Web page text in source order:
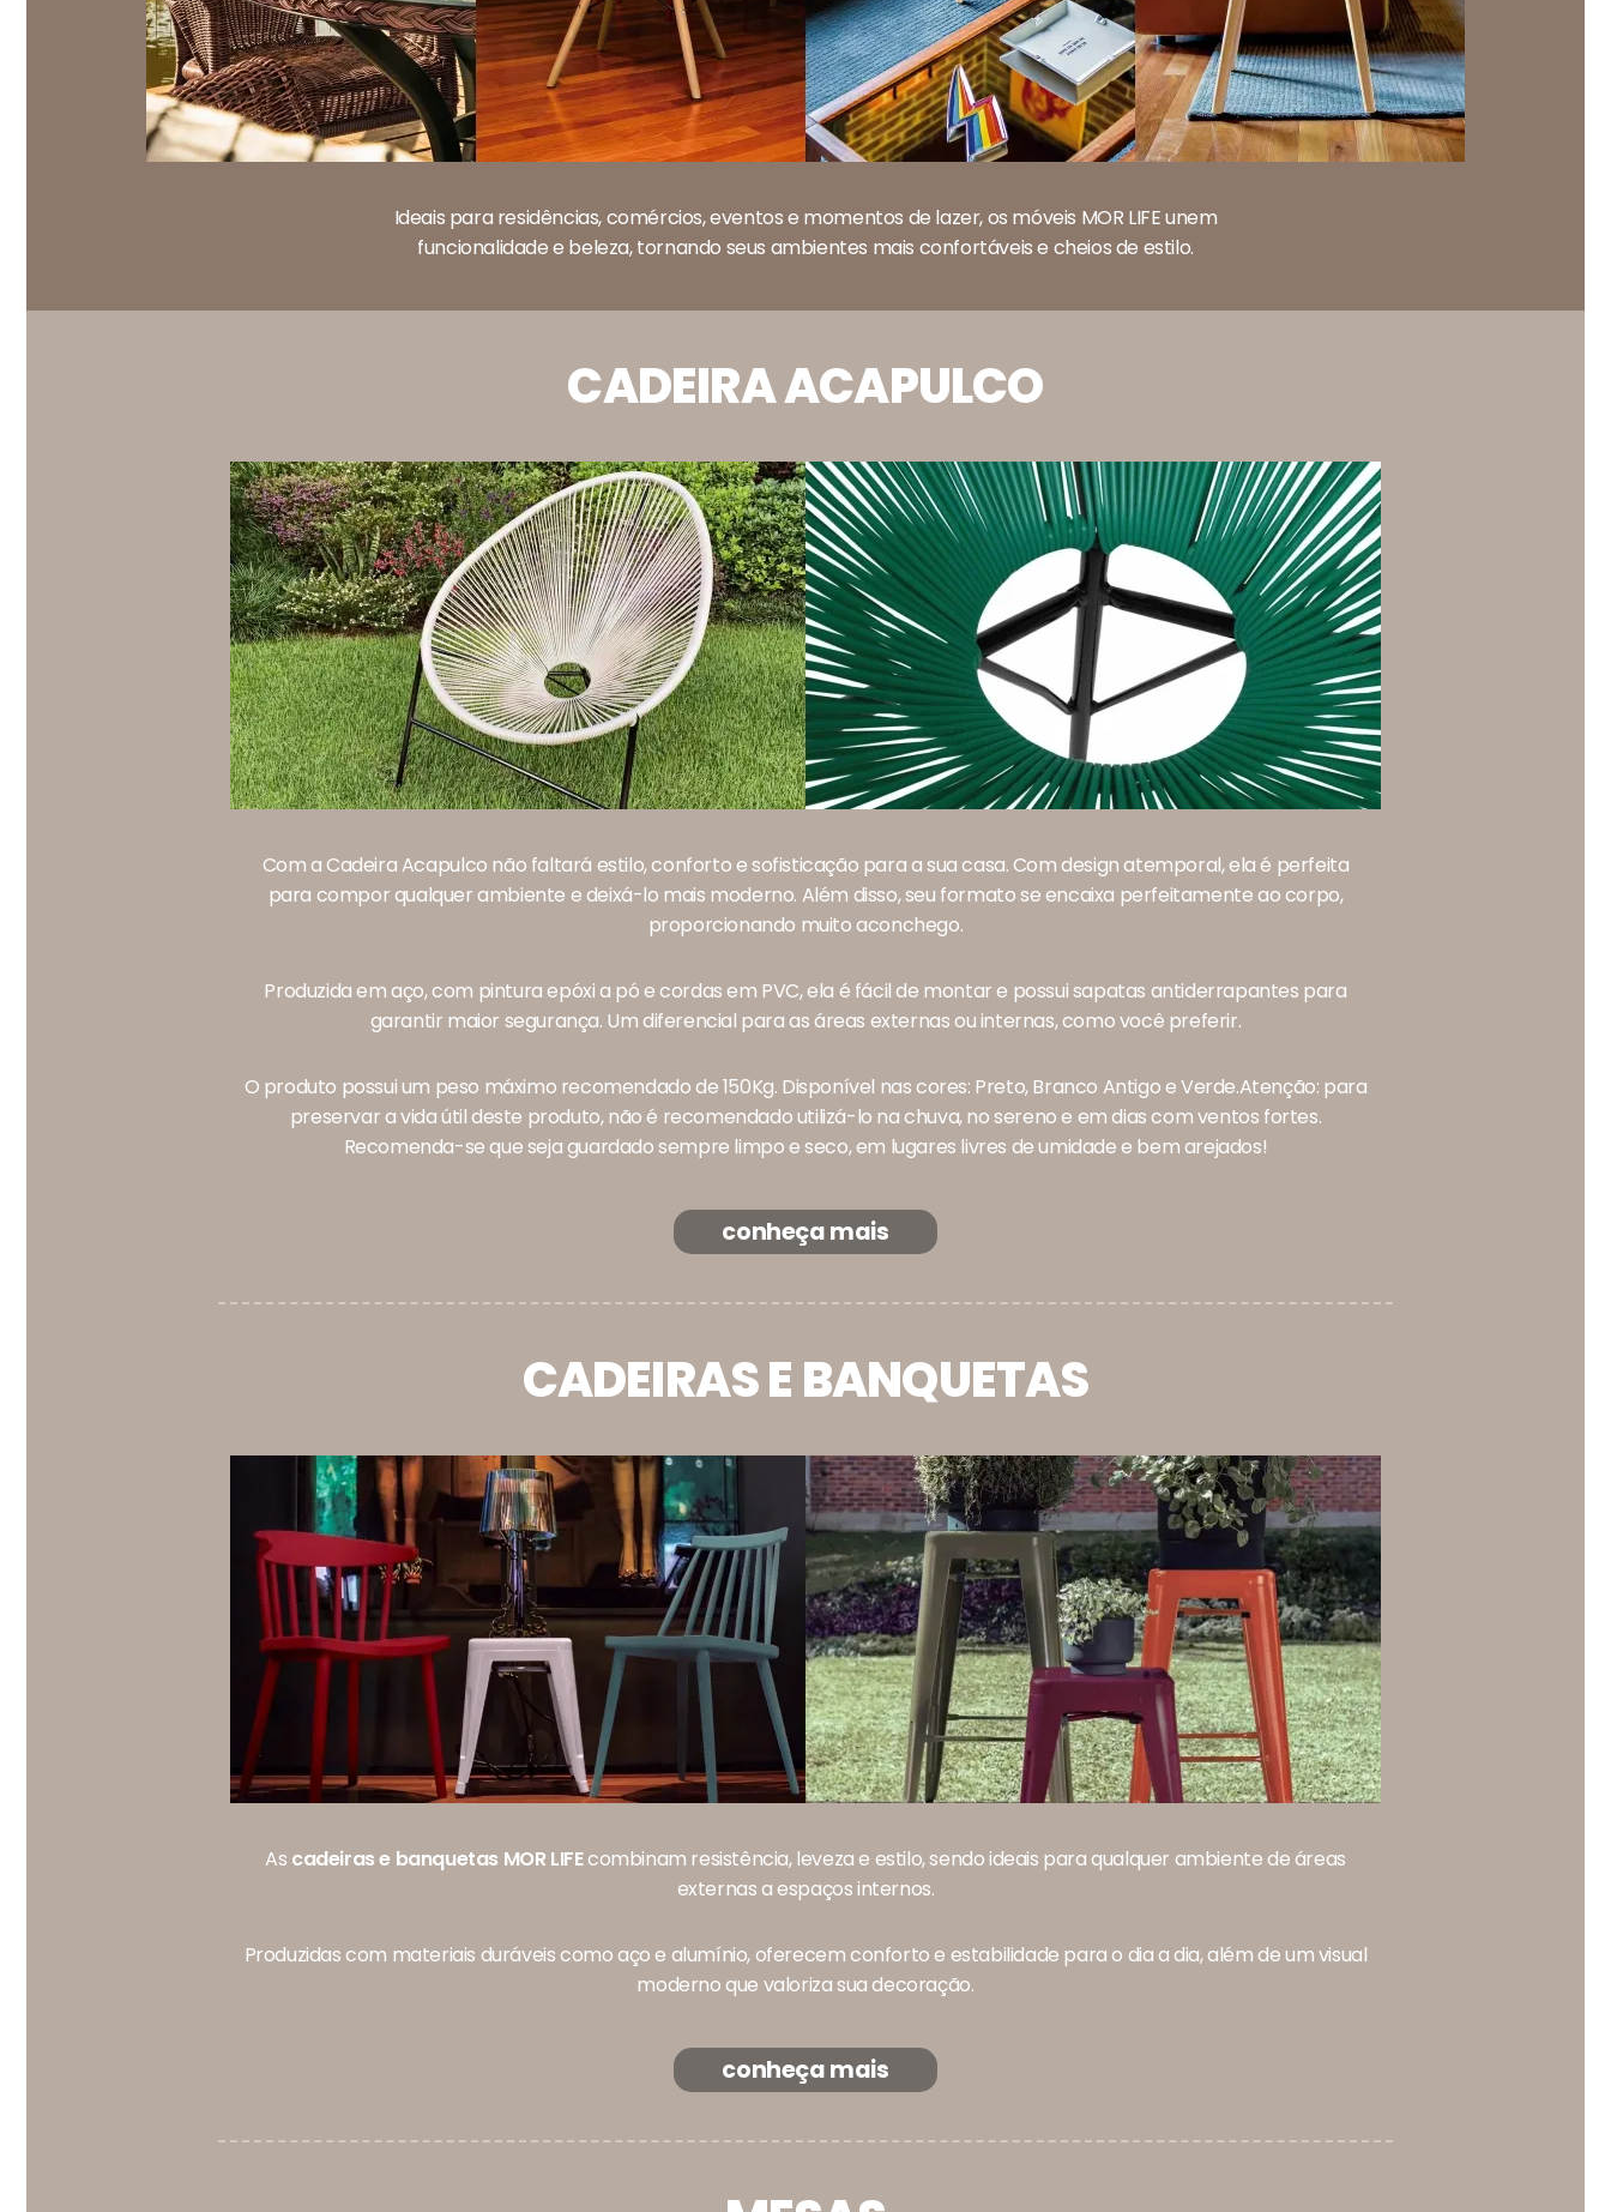
Ideais para residências, comércios, eventos e momentos de lazer, os móveis MOR LIFE unem
funcionalidade e beleza, tornando seus ambientes mais confortáveis e cheios de estilo.
CADEIRA ACAPULCO
Com a Cadeira Acapulco não faltará estilo, conforto e sofisticação para a sua casa. Com design atemporal, ela é perfeita
para compor qualquer ambiente e deixá-lo mais moderno. Além disso, seu formato se encaixa perfeitamente ao corpo,
proporcionando muito aconchego.
Produzida em aço, com pintura epóxi a pó e cordas em PVC, ela é fácil de montar e possui sapatas antiderrapantes para
garantir maior segurança. Um diferencial para as áreas externas ou internas, como você preferir.
O produto possui um peso máximo recomendado de 150Kg. Disponível nas cores: Preto, Branco Antigo e Verde.Atenção: para
preservar a vida útil deste produto, não é recomendado utilizá-lo na chuva, no sereno e em dias com ventos fortes.
Recomenda-se que seja guardado sempre limpo e seco, em lugares livres de umidade e bem arejados!
conheça mais
CADEIRAS E BANQUETAS
As cadeiras e banquetas MOR LIFEcombinam resistência, leveza e estilo, sendo ideais para qualquer ambiente de áreas
externas a espaços internos.
Produzidas com materiais duráveis como aço e alumínio, oferecem conforto e estabilidade para o dia a dia, além de um visual
moderno que valoriza sua decoração.
conheça mais